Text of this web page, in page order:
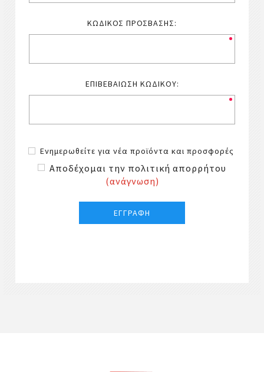
ΚΩΔΙΚΌΣ ΠΡΌΣΒΑΣΗΣ:
ΕΠΙΒΕΒΑΊΩΣΗ ΚΩΔΙΚΟΎ:
Ενημερωθείτε για νέα προϊόντα και προσφορές
Αποδέχομαι την πολιτική απορρήτου
(ανάγνωση)